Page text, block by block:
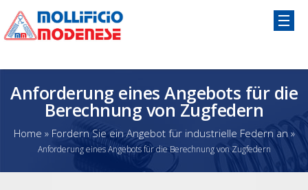
Anforderung eines Angebots für die
Berechnung von Zugfedern
Home » Fordern Sie ein Angebot für industrielle Federn an »
Anforderung eines Angebots für die Berechnung von Zugfedern